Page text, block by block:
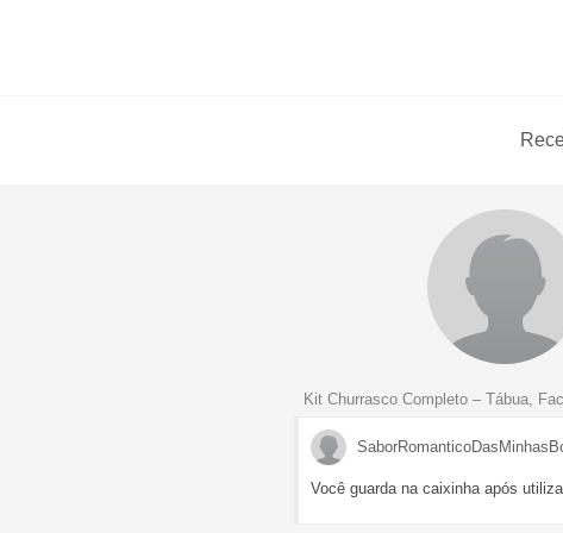
Kit Churrasco Completo – Tábua,
Você guarda na caixinha após